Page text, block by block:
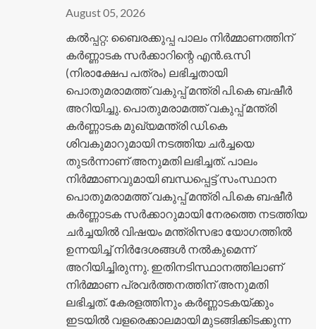
August 05, 2026
കൽപ്പറ്റ: ബൈരക്കുപ്പ പാലം നിർമ്മാണത്തിന്
കർണ്ണാടക സർക്കാറിന്റെ എൻ.ഒ.സി
(നിരാക്ഷേപ പത്രം) ലഭിച്ചതായി
പൊതുമരാമത്ത് വകുപ്പ് മന്ത്രി പി.കെ ബഷീർ
അറിയിച്ചു. പൊതുമരാമത്ത് വകുപ്പ് മന്ത്രി
കർണ്ണാടക മുഖ്യമന്ത്രി ഡി.കെ
ശിവകുമാറുമായി നടത്തിയ ചർച്ചയെ
തുടർന്നാണ് അനുമതി ലഭിച്ചത്. പാലം
നിർമ്മാണവുമായി ബന്ധപ്പെട്ട് സംസ്ഥാന
പൊതുമരാമത്ത് വകുപ്പ് മന്ത്രി പി.കെ ബഷീർ
കർണ്ണാടക സർക്കാറുമായി നേരത്തെ നടത്തിയ
ചർച്ചയിൽ വിഷയം മന്ത്രിസഭാ യോഗത്തിൽ
ഉന്നയിച്ച് നിർദേശങ്ങൾ നൽകുമെന്ന്
അറിയിച്ചിരുന്നു. ഇതിനടിസ്ഥാനത്തിലാണ്
നിർമ്മാണ പ്രവർത്തനത്തിന് അനുമതി
ലഭിച്ചത്. കേരളത്തിനും കർണ്ണാടകയ്ക്കും
ഇടയിൽ വളരെക്കാലമായി മുടങ്ങിക്കിടക്കുന്ന